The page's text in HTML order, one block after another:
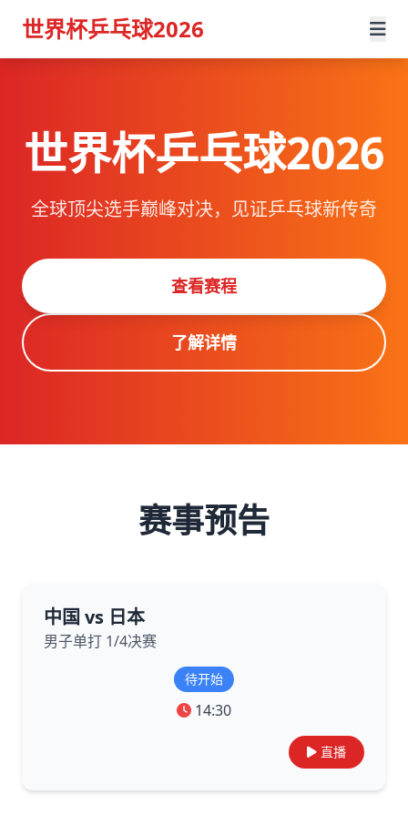
世界杯乒乓球2026
世界杯乒乓球2026
全球顶尖选手巅峰对决，见证乒乓球新传奇
查看赛程
了解详情
赛事预告
中国 vs 日本
男子单打 1/4决赛
待开始
14:30
直播